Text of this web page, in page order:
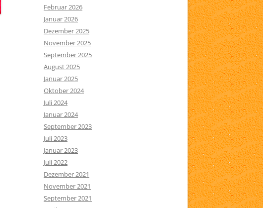
Februar 2026
Januar 2026
Dezember 2025
November 2025
September 2025
August 2025
Januar 2025
Oktober 2024
Juli 2024
Januar 2024
September 2023
Juli 2023
Januar 2023
Juli 2022
Dezember 2021
November 2021
September 2021